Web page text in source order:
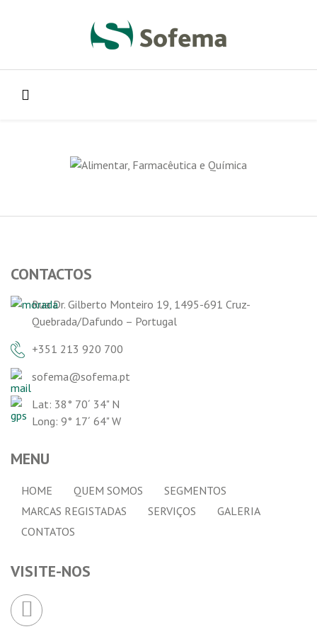
CONTACTOS
Rua Dr. Gilberto Monteiro 19, 1495-691 Cruz-
Quebrada/Dafundo – Portugal
+351 213 920 700
sofema@sofema.pt
Lat: 38° 70´ 34" N
Long: 9° 17´ 64" W
MENU
HOME QUEM SOMOS
SEGMENTOS
MARCAS REGISTADAS
SERVIÇOS
GALERIA
CONTATOS
VISITE-NOS